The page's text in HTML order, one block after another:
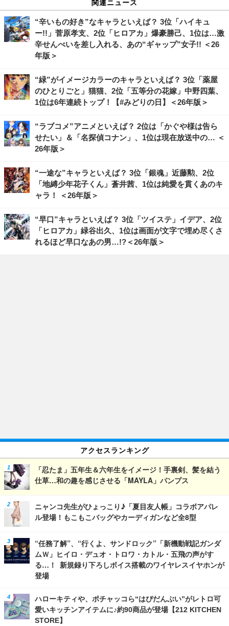
関連ニュース
“辛いもの好き”なキャラといえば？ 3位「ハイキュ
ー!!」菅原孝支、2位「ヒロアカ」爆豪勝己、1位は…激
辛せんべいを差し入れる、あの“ギャップ”女子!! ＜26
年版＞
“緑”がイメージカラーのキャラといえば？ 3位「薬屋
のひとりごと」猫猫、2位「五等分の花嫁」中野四葉、
1位は6年連続トップ！【#みどりの日】＜26年版＞
“ラブコメ”アニメといえば？ 2位は「かぐや様は告ら
せたい」＆「名探偵コナン」、1位は現在放送中の… ＜
26年版＞
“一途な”キャラといえば？ 3位「銀魂」近藤勲、2位
「地縛少年花子くん」蒼井茜、1位は純愛を貫くあのキ
ャラ！ ＜26年版＞
“早口”キャラといえば？ 3位「ツイステ」イデア、2位
「ヒロアカ」緑谷出久、1位は画面が文字で埋め尽くさ
れるほど早口なあの男…!?＜26年版＞
アクセスランキング
「忍たま」五年生＆六年生をイメージ！手裏剣、髪を結う
仕草…和の趣を感じさせる「MAYLA」パンプス
ニャンコ先生がひょっこり♪「夏目友人帳」コラボアパレ
ル登場！もこもこバッグやカーディガンなど全8型
“任務了解”、“行くよ、サンドロック”「新機動戦記ガンダ
ムＷ」ヒイロ・デュオ・トロワ・カトル・五飛の声がす
る…！ 新規録り下ろしボイス搭載のワイヤレスイヤホンが
登場
ハローキティや、ポチャッコら“はぴだんぶい”がレトロ可
愛いキッチンアイテムに♪約90商品が登場【212 KITCHEN
STORE】